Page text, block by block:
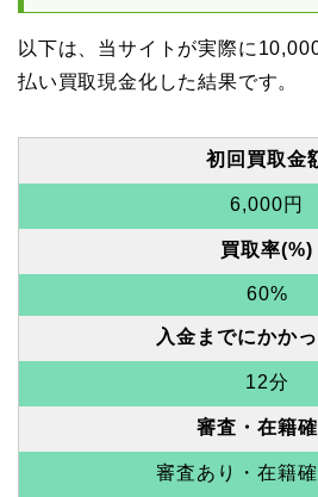
以下は、当サイトが実際に
払い買取現金化した結果です。
初回買取金
6,000円
買取率(%)
60%
入金までにかか
12分
審査・在籍
審査あり・在籍